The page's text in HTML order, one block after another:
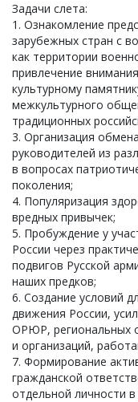
Задачи слета:
1. Ознакомление
зарубежных стран с
как территории
привлечение
культурному
межкультурного
традиционных
3. Организация
руководителей из
в вопросах
поколения;
4. Популяризация
вредных привычек;
5. Пробуждение у
России через
подвигов Русской
наших предков;
6. Создание условий
движения России,
ОРЮР, региональных
и организаций,
7. Формирование
гражданской
отдельной личности